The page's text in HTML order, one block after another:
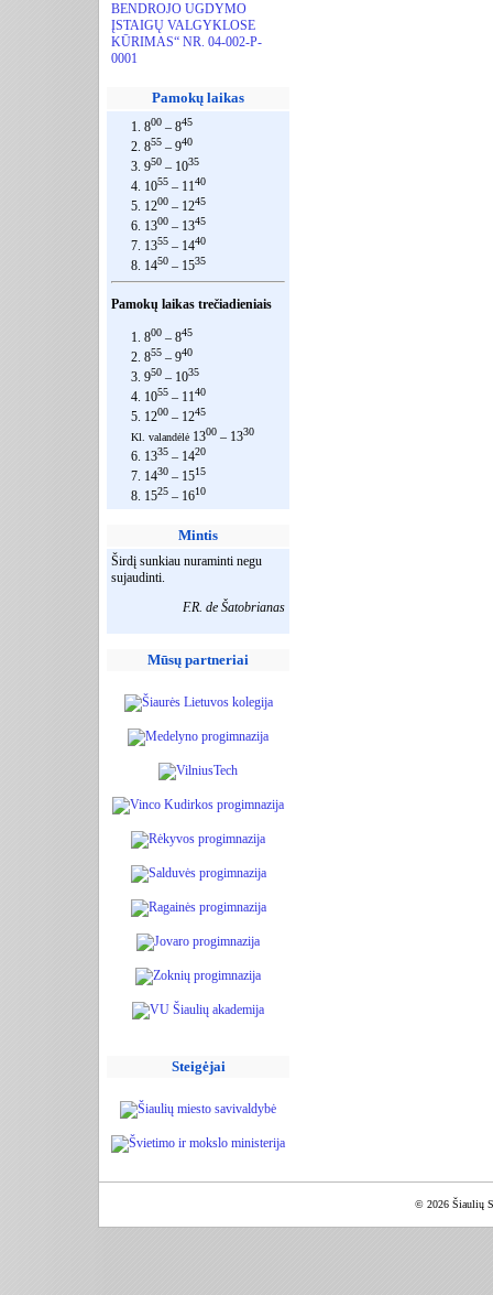
Pamokų laikas
1. 800 – 845
2. 855 – 940
3. 950 – 1035
4. 1055 – 1140
5. 1200 – 1245
6. 1300 – 1345
7. 1355 – 1440
8. 1450 – 1535
Pamokų laikas trečiadieniais
1. 800 – 845
2. 855 – 940
3. 950 – 1035
4. 1055 – 1140
5. 1200 – 1245
Kl. valandėlė 1300 – 1330
6. 1335 – 1420
7. 1430 – 1515
8. 1525 – 1610
Mintis
Širdį sunkiau nuraminti negu
sujaudinti.
F.R. de Šatobrianas
Mūsų partneriai
Steigėjai
© 2026 Šiaulių